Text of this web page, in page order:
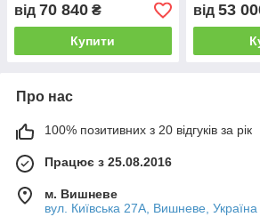
від 70 840 ₴
Купити
від 53
Про нас
100% позитивних з 20 відгуків за рік
Працює з 25.08.2016
м. Вишневе
вул. Київська 27А, Вишневе, Україна